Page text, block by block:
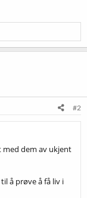
#2
med dem av ukjent
å prøve å få liv i